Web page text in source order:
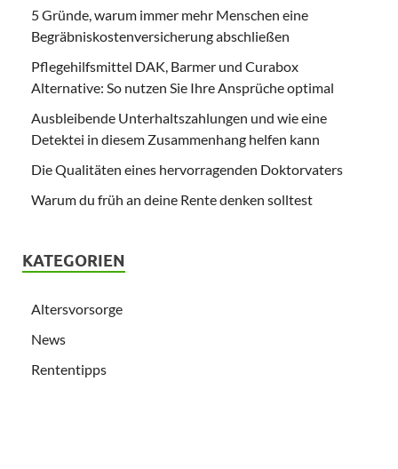
5 Gründe, warum immer mehr Menschen eine
Begräbniskostenversicherung abschließen
Pflegehilfsmittel DAK, Barmer und Curabox
Alternative: So nutzen Sie Ihre Ansprüche optimal
Ausbleibende Unterhaltszahlungen und wie eine
Detektei in diesem Zusammenhang helfen kann
Die Qualitäten eines hervorragenden Doktorvaters
Warum du früh an deine Rente denken solltest
KATEGORIEN
Altersvorsorge
News
Rententipps